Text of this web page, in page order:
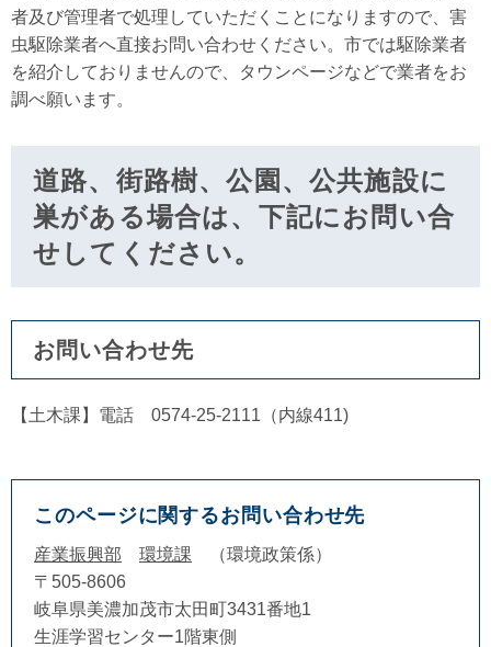
者及び管理者で処理していただくことになりますので、害
虫駆除業者へ直接お問い合わせください。市では駆除業者
を紹介しておりませんので、タウンページなどで業者をお
調べ願います。
道路、街路樹、公園、公共施設に
巣がある場合は、下記にお問い合
せしてください。
お問い合わせ先
【土木課】電話 0574-25-2111（内線411)
このページに関するお問い合わせ先
産業振興部 環境課
環境政策係
〒505-8606
岐阜県美濃加茂市太田町3431番地1
生涯学習センター1階東側